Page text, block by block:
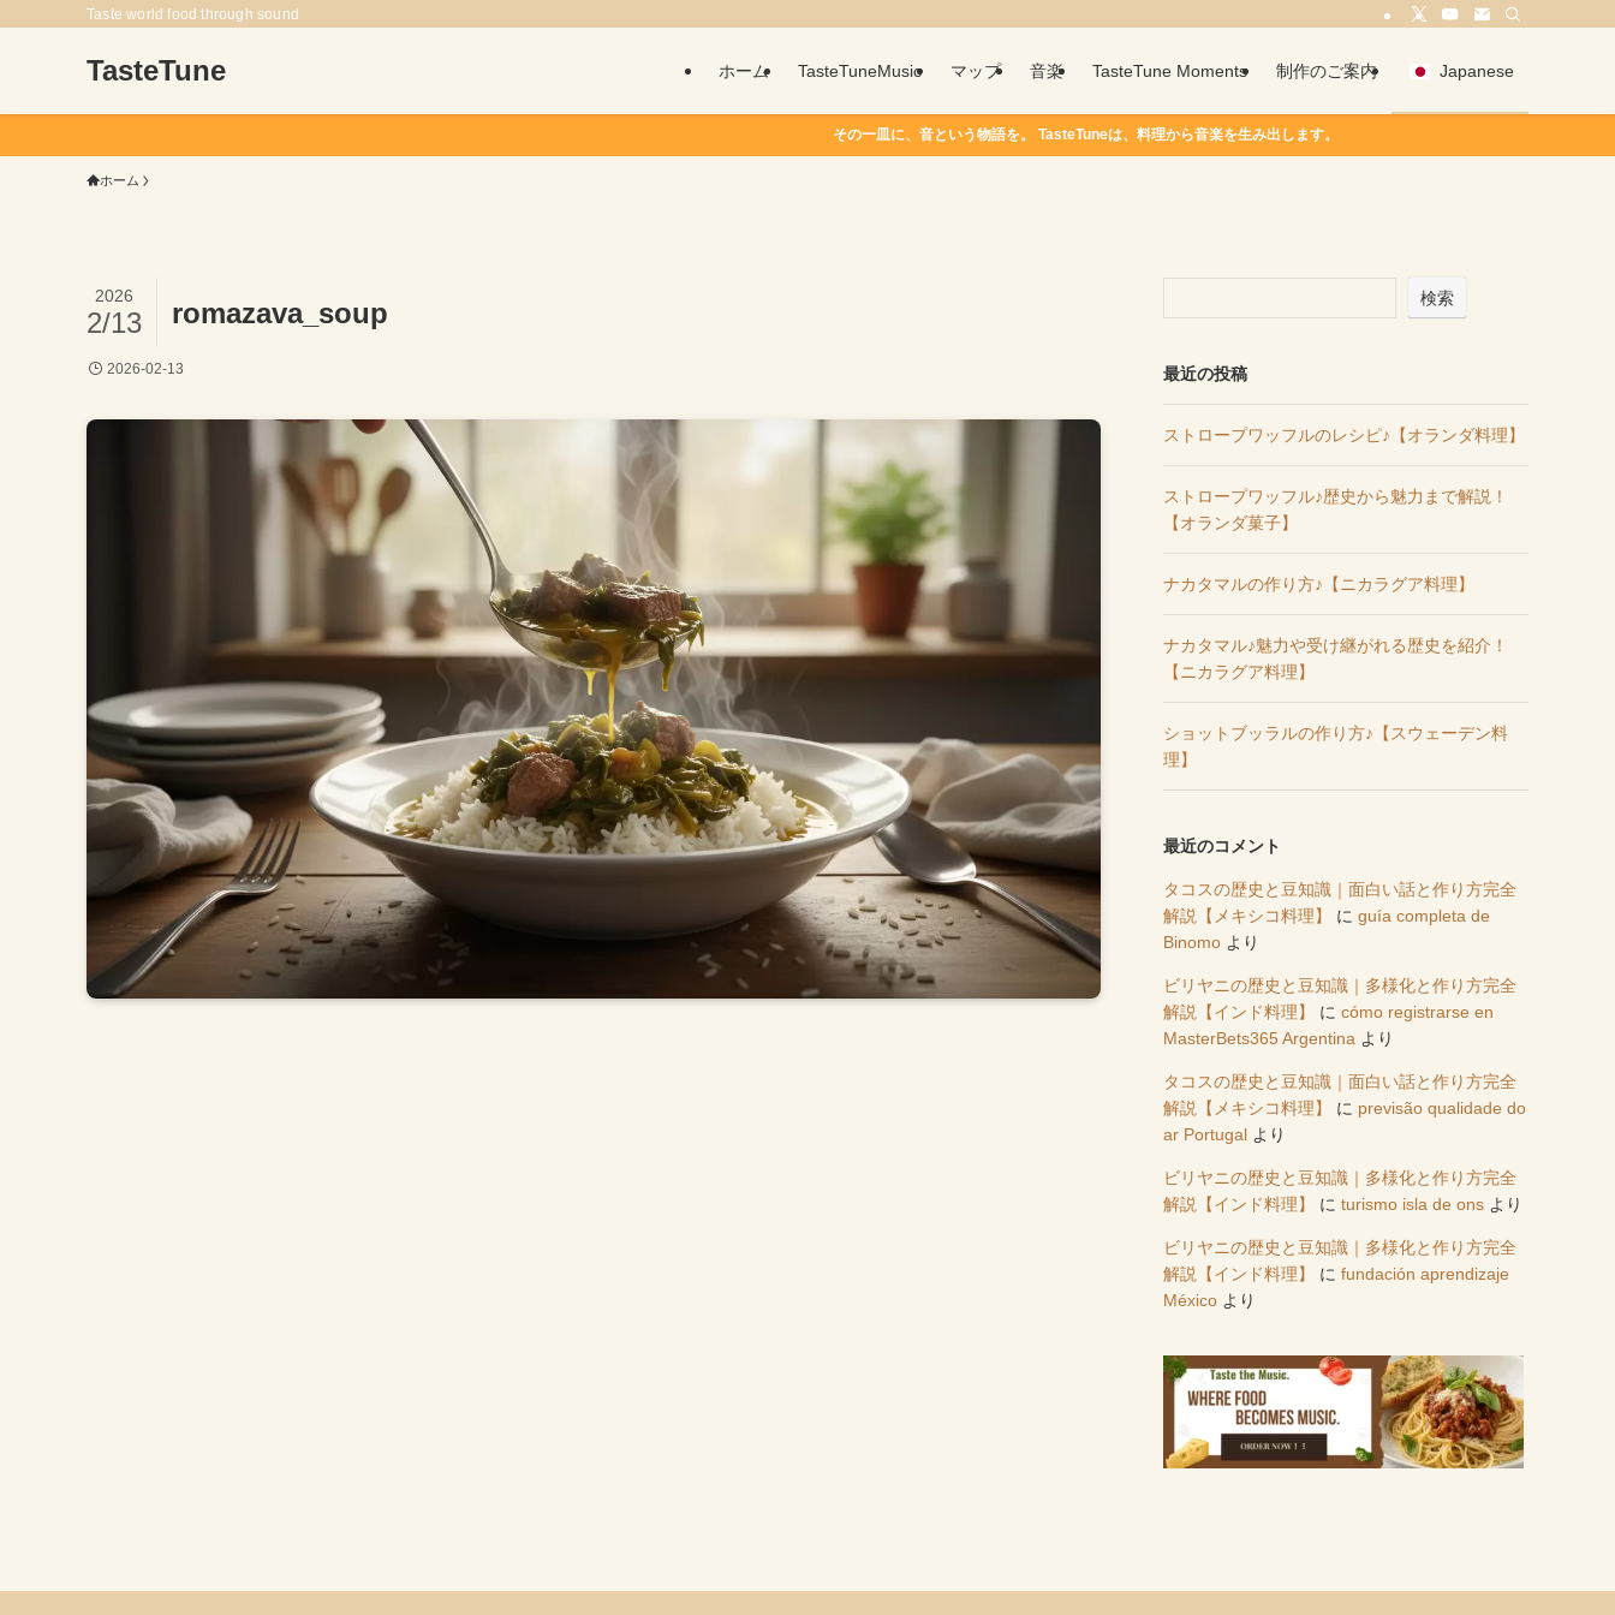
Taste world food through sound
TasteTune ホーム TasteTuneMusic マップ 音楽 TasteTune Moments 制作のご案内 Japanese
その一皿に、音という物語を。 TasteTuneは、料理から音楽を生み出します。
ホーム
romazava_soup
2026
2/13
2026-02-13
検索
最近の投稿
ストロープワッフルのレシピ♪【オランダ料理】
ストロープワッフル♪歴史から魅力まで解説！
【オランダ菓子】
ナカタマルの作り方♪【ニカラグア料理】
ナカタマル♪魅力や受け継がれる歴史を紹介！
【ニカラグア料理】
ショットブッラルの作り方♪【スウェーデン料
理】
最近のコメント
タコスの歴史と豆知識｜面白い話と作り方完全
解説【メキシコ料理】
に guía completa de
Binomo より
ビリヤニの歴史と豆知識｜多様化と作り方完全
解説【インド料理】
に cómo registrarse en
MasterBets365 Argentina より
タコスの歴史と豆知識｜面白い話と作り方完全
解説【メキシコ料理】
に previsão qualidade do
ar Portugal より
ビリヤニの歴史と豆知識｜多様化と作り方完全
解説【インド料理】
に turismo isla de ons より
ビリヤニの歴史と豆知識｜多様化と作り方完全
解説【インド料理】
に fundación aprendizaje
México より